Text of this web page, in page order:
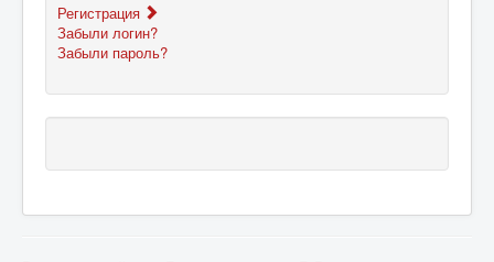
Регистрация
Забыли логин?
Забыли пароль?